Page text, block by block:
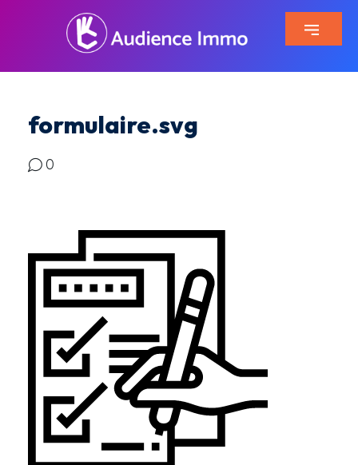
formulaire.svg
0